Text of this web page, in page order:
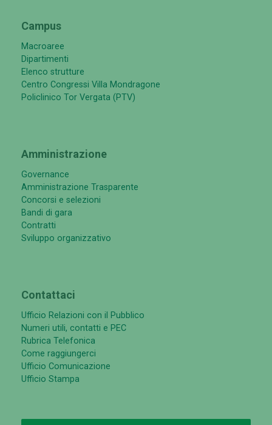
Campus
Macroaree
Dipartimenti
Elenco strutture
Centro Congressi Villa Mondragone
Policlinico Tor Vergata (PTV)
Amministrazione
Governance
Amministrazione Trasparente
Concorsi e selezioni
Bandi di gara
Contratti
Sviluppo organizzativo
Contattaci
Ufficio Relazioni con il Pubblico
Numeri utili, contatti e PEC
Rubrica Telefonica
Come raggiungerci
Ufficio Comunicazione
Ufficio Stampa